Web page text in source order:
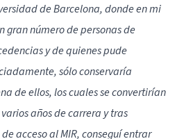
de Barcelona, donde en mi
gran número de personas de
y de quienes pude
sólo conservaría
de ellos, los cuales se convertirían
años de carrera y tras
acceso al MIR, conseguí entrar